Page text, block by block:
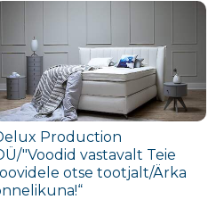
Production
"Voodid vastavalt Teie
otse tootjalt/Ärka